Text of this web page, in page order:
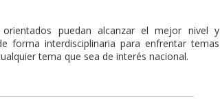
puedan alcanzar el mejor nivel y
interdisciplinaria para enfrentar temas
tema que sea de interés nacional.